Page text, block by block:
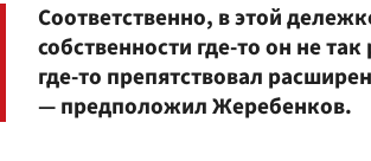
Соответственно, в этой
собственности где-то он не так
где-то препятствовал
— предположил Жеребенков.